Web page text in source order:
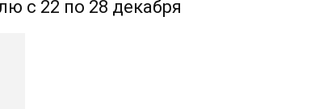
с 22 по 28 декабря